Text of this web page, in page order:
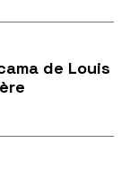
de Louis